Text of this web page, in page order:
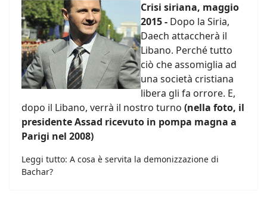
Crisi siriana, maggio
2015 - Dopo la Siria,
Daech attaccherà il
Libano. Perché tutto
ciò che assomiglia ad
una società cristiana
libera gli fa orrore. E,
dopo il Libano, verrà il nostro turno (nella foto, il
presidente Assad ricevuto in pompa magna a
Parigi nel 2008)
Leggi tutto: A cosa è servita la demonizzazione di
Bachar?